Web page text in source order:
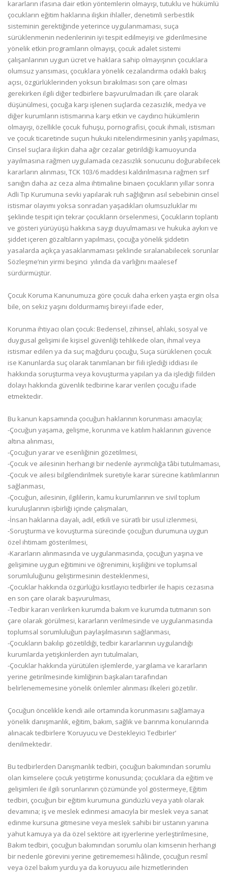
kararların ifasına dair etkin yöntemlerin olmayışı, tutuklu ve hükümlü
çocukların eğitim haklarına ilişkin ihlaller, denetimli serbestlik
sisteminin gerektiğinde yeterince uygulanmaması, suça
sürüklenmenin nedenlerinin iyi tespit edilmeyişi ve giderilmesine
yönelik etkin programların olmayışı, çocuk adalet sistemi
çalışanlarının uygun ücret ve haklara sahip olmayışının çocuklara
olumsuz yansıması, çocuklara yönelik cezalandırma odaklı bakış
açısı, özgürlüklerinden yoksun bırakılması son çare olması
gerekirken ilgili diğer tedbirlere başvurulmadan ilk çare olarak
düşünülmesi, çocuğa karşı işlenen suçlarda cezasızlık, medya ve
diğer kurumların istismarına karşı etkin ve caydırıcı hükümlerin
olmayışı, özellikle çocuk fuhuşu, pornografisi, çocuk ihmali, istismarı
ve çocuk ticaretinde suçun hukuki nitelendirmesinin yanlış yapılması,
Cinsel suçlara ilişkin daha ağır cezalar getirildiği kamuoyunda
yayılmasına rağmen uygulamada cezasızlık sonucunu doğurabilecek
kararların alınması, TCK 103/6 maddesi kaldırılmasına rağmen sırf
sanığın daha az ceza alma ihtimaline binaen çocukların yıllar sonra
Adli Tıp Kurumuna sevki yapılarak ruh sağlığının asıl sebebinin cinsel
istismar olayımı yoksa sonradan yaşadıkları olumsuzluklar mı
şeklinde tespit için tekrar çocukların örselenmesi, Çocukların toplantı
ve gösteri yürüyüşü hakkına saygı duyulmaması ve hukuka aykırı ve
şiddet içeren gözaltıların yapılması, çocuğa yönelik şiddetin
yasalarda açıkça yasaklanmaması şeklinde sıralanabilecek sorunlar
Sözleşme’nin yirmi beşinci yılında da varlığını maalesef
sürdürmüştür.
Çocuk Koruma Kanunumuza göre çocuk daha erken yaşta ergin olsa
bile, on sekiz yaşını doldurmamış bireyi ifade eder,
Korunma ihtiyacı olan çocuk: Bedensel, zihinsel, ahlaki, sosyal ve
duygusal gelişimi ile kişisel güvenliği tehlikede olan, ihmal veya
istismar edilen ya da suç mağduru çocuğu, Suça sürüklenen çocuk
ise Kanunlarda suç olarak tanımlanan bir fiili işlediği iddiası ile
hakkında soruşturma veya kovuşturma yapılan ya da işlediği fiilden
dolayı hakkında güvenlik tedbirine karar verilen çocuğu ifade
etmektedir.
Bu kanun kapsamında çocuğun haklarının korunması amacıyla;
-Çocuğun yaşama, gelişme, korunma ve katılım haklarının güvence
altına alınması,
-Çocuğun yarar ve esenliğinin gözetilmesi,
-Çocuk ve ailesinin herhangi bir nedenle ayrımcılığa tâbi tutulmaması,
-Çocuk ve ailesi bilgilendirilmek suretiyle karar sürecine katılımlarının
sağlanması,
-Çocuğun, ailesinin, ilgililerin, kamu kurumlarının ve sivil toplum
kuruluşlarının işbirliği içinde çalışmaları,
-İnsan haklarına dayalı, adil, etkili ve süratli bir usul izlenmesi,
-Soruşturma ve kovuşturma sürecinde çocuğun durumuna uygun
özel ihtimam gösterilmesi,
-Kararların alınmasında ve uygulanmasında, çocuğun yaşına ve
gelişimine uygun eğitimini ve öğrenimini, kişiliğini ve toplumsal
sorumluluğunu geliştirmesinin desteklenmesi,
-Çocuklar hakkında özgürlüğü kısıtlayıcı tedbirler ile hapis cezasına
en son çare olarak başvurulması,
-Tedbir kararı verilirken kurumda bakım ve kurumda tutmanın son
çare olarak görülmesi, kararların verilmesinde ve uygulanmasında
toplumsal sorumluluğun paylaşılmasının sağlanması,
-Çocukların bakılıp gözetildiği, tedbir kararlarının uygulandığı
kurumlarda yetişkinlerden ayrı tutulmaları,
-Çocuklar hakkında yürütülen işlemlerde, yargılama ve kararların
yerine getirilmesinde kimliğinin başkaları tarafından
belirlenememesine yönelik önlemler alınması ilkeleri gözetilir.
Çocuğun öncelikle kendi aile ortamında korunmasını sağlamaya
yönelik danışmanlık, eğitim, bakım, sağlık ve barınma konularında
alınacak tedbirlere ‘Koruyucu ve Destekleyici Tedbirler’
denilmektedir.
Bu tedbirlerden Danışmanlık tedbiri, çocuğun bakımından sorumlu
olan kimselere çocuk yetiştirme konusunda; çocuklara da eğitim ve
gelişimleri ile ilgili sorunlarının çözümünde yol göstermeye, Eğitim
tedbiri, çocuğun bir eğitim kurumuna gündüzlü veya yatılı olarak
devamına; iş ve meslek edinmesi amacıyla bir meslek veya sanat
edinme kursuna gitmesine veya meslek sahibi bir ustanın yanına
yahut kamuya ya da özel sektöre ait işyerlerine yerleştirilmesine,
Bakım tedbiri, çocuğun bakımından sorumlu olan kimsenin herhangi
bir nedenle görevini yerine getirememesi hâlinde, çocuğun resmî
veya özel bakım yurdu ya da koruyucu aile hizmetlerinden